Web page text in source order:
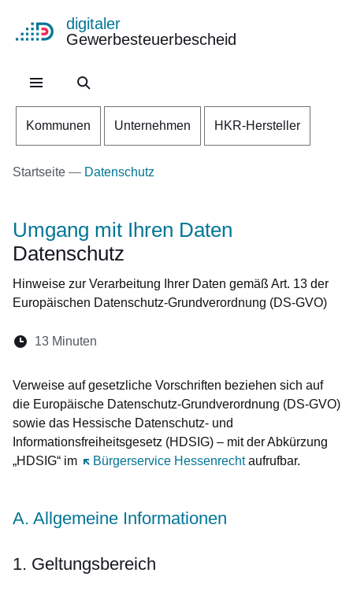
Direkt zum Kopf der
Direkt zum Inhalt
Direkt zum Fuß der
digitaler
Gewerbesteuerbescheid
Kommunen Unternehmen HKR-Hersteller
Startseite Datenschutz
Umgang mit Ihren Daten
Datenschutz
Hinweise zur Verarbeitung Ihrer Daten gemäß Art. 13 der
Europäischen Datenschutz-Grundverordnung (DS-GVO)
Lesedauer:
13 Minuten
Verweise auf gesetzliche Vorschriften beziehen sich auf
die Europäische Datenschutz-Grundverordnung (DS-GVO)
sowie das Hessische Datenschutz- und
Informationsfreiheitsgesetz (HDSIG) – mit der Abkürzung
„HDSIG“ im
Bürgerservice Hessenrecht
Öffnet sich in einem neuen Fenster
aufrufbar.
A. Allgemeine Informationen
1. Geltungsbereich